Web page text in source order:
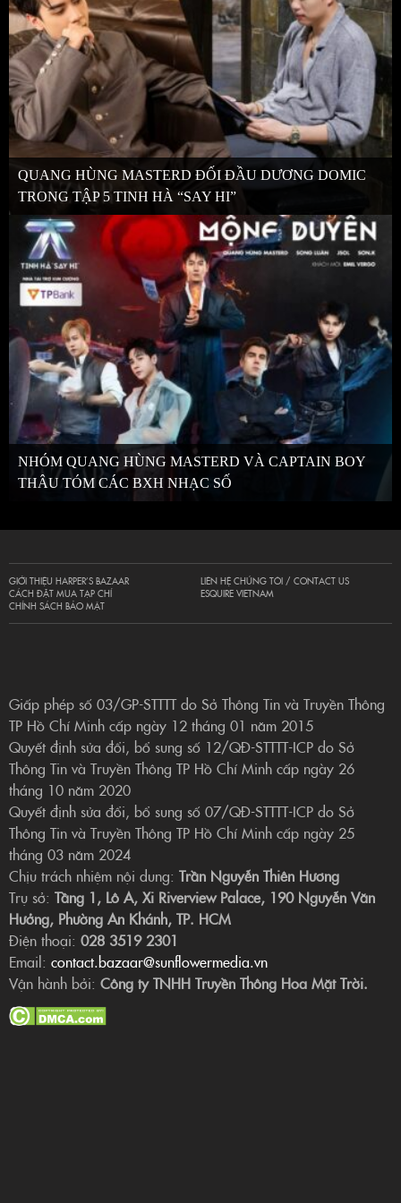
QUANG HÙNG MASTERD ĐỐI ĐẦU DƯƠNG DOMIC
TRONG TẬP 5 TINH HÀ “SAY HI”
NHÓM QUANG HÙNG MASTERD VÀ CAPTAIN BOY
THÂU TÓM CÁC BXH NHẠC SỐ
GIỚI THIỆU HARPER’S BAZAAR
CÁCH ĐẶT MUA TẠP CHÍ
CHÍNH SÁCH BẢO MẬT
LIÊN HỆ CHÚNG TÔI / CONTACT US
ESQUIRE VIETNAM
Giấp phép số 03/GP-STTTT do Sở Thông Tin và Truyền Thông
TP Hồ Chí Minh cấp ngày 12 tháng 01 năm 2015
Quyết định sửa đổi, bổ sung số 12/QĐ-STTTT-ICP do Sở
Thông Tin và Truyền Thông TP Hồ Chí Minh cấp ngày 26
tháng 10 năm 2020
Quyết định sửa đổi, bổ sung số 07/QĐ-STTTT-ICP do Sở
Thông Tin và Truyền Thông TP Hồ Chí Minh cấp ngày 25
tháng 03 năm 2024
Chịu trách nhiệm nội dung: Trần Nguyễn Thiên Hương
Trụ sở: Tầng 1, Lô A, Xi Riverview Palace, 190 Nguyễn Văn
Hưởng, Phường An Khánh, TP. HCM
Điện thoại: 028 3519 2301
Email: contact.bazaar@sunflowermedia.vn
Vận hành bởi: Công ty TNHH Truyền Thông Hoa Mặt Trời.